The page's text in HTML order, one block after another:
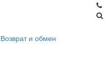
Возврат и обмен